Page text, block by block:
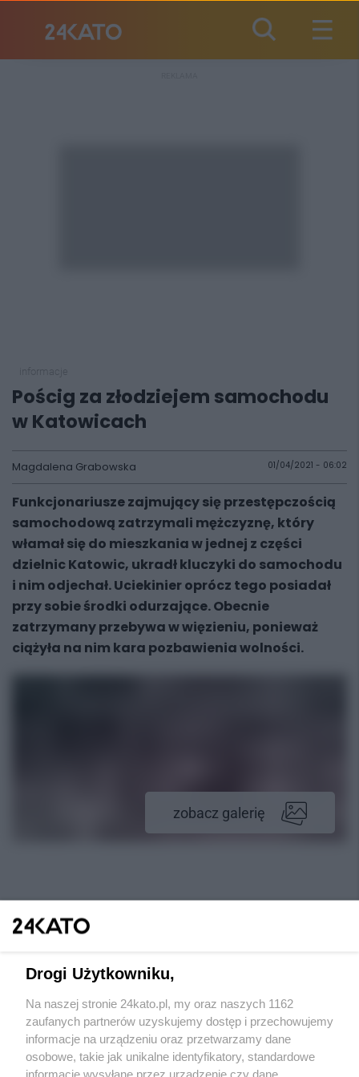
Pościg za złodziejem samochodu
w Katowicach
Magdalena Grabowska 01/04/2021 - 06:02
Funkcjonariusze zajmujący się przestępczością
samochodową zatrzymali mężczyznę, który
włamał się do mieszkania w jednej z części
dzielnic Katowic, ukradł kluczyki do samochodu
i nim odjechał. Uciekinier oprócz tego posiadał
przy sobie środki odurzające. Obecnie
zatrzymany przebywa w więzieniu, ponieważ
ciążyła na nim kara pozbawienia wolności.
zobacz galerię
Wydawca mediów lokalnych
Drogi Użytkowniku,
Na naszej stronie 24kato.pl, my oraz naszych 1162
zaufanych partnerów uzyskujemy dostęp i przechowujemy
informacje na urządzeniu oraz przetwarzamy dane
osobowe, takie jak unikalne identyfikatory, standardowe
informacje wysyłane przez urządzenie czy dane